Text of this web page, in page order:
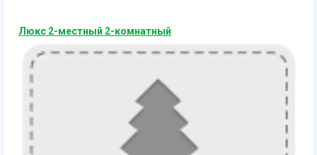
Люкс 2-местный 2-комнатный